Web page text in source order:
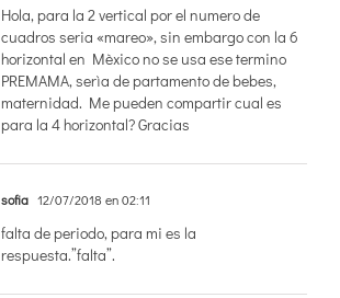
Hola, para la 2 vertical por el numero de
cuadros seria «mareo», sin embargo con la 6
horizontal en Mèxico no se usa ese termino
PREMAMA, serìa de partamento de bebes,
maternidad. Me pueden compartir cual es
para la 4 horizontal? Gracias
sofia 12/07/2018 en 02:11
falta de periodo, para mi es la
respuesta.”falta”.